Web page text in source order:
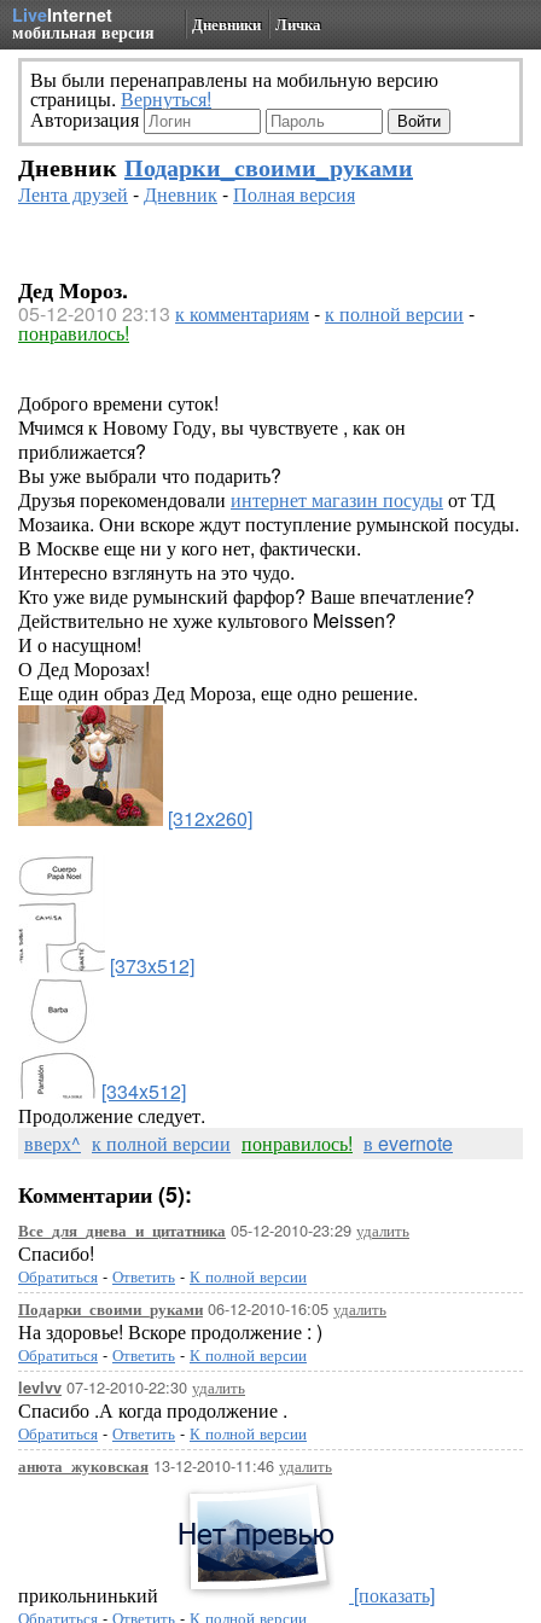
LiveInternet
мобильная версия Дневники Личка
Вы были перенаправлены на мобильную версию
страницы. Вернуться!
Авторизация
Дневник Подарки_своими_руками
Лента друзей -Дневник-Полная версия
Дед Мороз.
05-12-2010 23:13 к комментариям-к полной версии -
понравилось!
Доброго времени суток!
Мчимся к Новому Году, вы чувствуете , как он
приближается?
Вы уже выбрали что подарить?
Друзья порекомендовали интернет магазин посудыот ТД
Мозаика. Они вскоре ждут поступление румынской посуды.
В Москве еще ни у кого нет, фактически.
Интересно взглянуть на это чудо.
Кто уже виде румынский фарфор? Ваше впечатление?
Действительно не хуже культового Meissen?
И о насущном!
О Дед Морозах!
Еще один образ Дед Мороза, еще одно решение.
[312x260]
[373x512]
[334x512]
Продолжение следует.
вверх^ к полной версии понравилось! в evernote
Комментарии (5):
Все_для_днева_и_цитатника 05-12-2010-23:29 удалить
Спасибо!
Обратиться - Ответить - К полной версии
Подарки_своими_руками 06-12-2010-16:05 удалить
На здоровье! Вскоре продолжение : )
Обратиться - Ответить - К полной версии
levlvv 07-12-2010-22:30 удалить
Спасибо .А когда продолжение .
Обратиться - Ответить - К полной версии
анюта_жуковская 13-12-2010-11:46 удалить
прикольнинький [показать]
Обратиться - Ответить - К полной версии